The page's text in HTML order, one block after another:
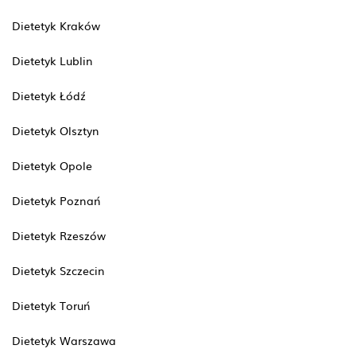
Dietetyk Kraków
Dietetyk Lublin
Dietetyk Łódź
Dietetyk Olsztyn
Dietetyk Opole
Dietetyk Poznań
Dietetyk Rzeszów
Dietetyk Szczecin
Dietetyk Toruń
Dietetyk Warszawa